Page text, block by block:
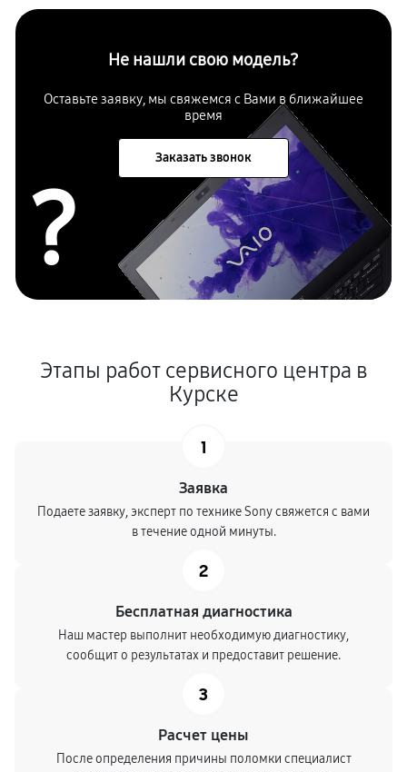
Не нашли свою модель?
Оставьте заявку, мы свяжемся с Вами в ближайшее
время
Заказать звонок
?
Этапы работ сервисного центра в
Курске
1
Заявка
Подаете заявку, эксперт по технике Sony свяжется с вами
в течение одной минуты.
2
Бесплатная диагностика
Наш мастер выполнит необходимую диагностику,
сообщит о результатах и предоставит решение.
3
Расчет цены
После определения причины поломки специалист